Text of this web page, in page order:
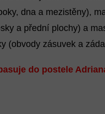
dna a mezistěny),
a přední plochy) a
(obvody zásuvek a
do postele